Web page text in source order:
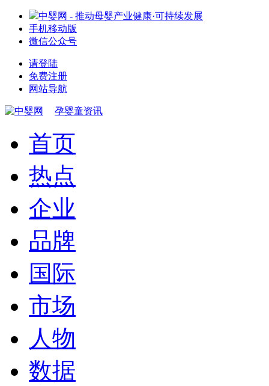
中婴网 - 推动母婴产业健康·可持续发展
手机移动版
微信公众号
请登陆
免费注册
网站导航
孕婴童资讯
首页
热点
企业
品牌
国际
市场
人物
数据